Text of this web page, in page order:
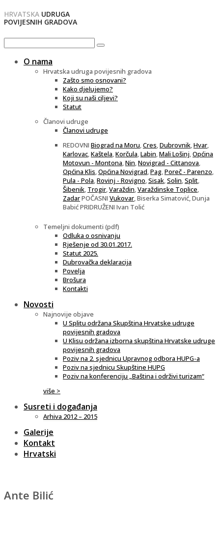
HRVATSKA UDRUGA
POVIJESNIH GRADOVA
O nama
Hrvatska udruga povijesnih gradova
Zašto smo osnovani?
Kako djelujemo?
Koji su naši ciljevi?
Statut
Članovi udruge
Članovi udruge
REDOVNI Biograd na Moru,Cres,Dubrovnik,Hvar,
Karlovac,Kaštela,Korčula,Labin,Mali Lošinj,Općina
Motovun - Montona,Nin,Novigrad - Cittanova,
Općina Klis,Općina Novigrad,Pag,Poreč - Parenzo,
Pula - Pola,Rovinj - Rovigno,Sisak,Solin,Split,
Šibenik, Trogir,Varaždin,Varaždinske Toplice,
ZadarPOČASNI Vukovar, Biserka Simatović, Dunja
Babić PRIDRUŽENI Ivan Tolić
Temeljni dokumenti (pdf)
Odluka o osnivanju
Rješenje od 30.01.2017.
Statut 2025.
Dubrovačka deklaracija
Povelja
Brošura
Kontakti
Novosti
Najnovije objave
U Splitu održana Skupština Hrvatske udruge
povijesnih gradova
U Klisu održana izborna skupština Hrvatske udruge
povijesnih gradova
Poziv na 2. sjednicu Upravnog odbora HUPG-a
Poziv na sjednicu Skupštine HUPG
Poziv na konferenciju „Baština i održivi turizam“
više >
Susreti i događanja
Arhiva 2012 – 2015
Galerije
Kontakt
Hrvatski
Ante Bilić